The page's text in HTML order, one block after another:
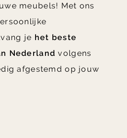
meubels! Met ons
je het beste
Nederland volgens
afgestemd op jouw